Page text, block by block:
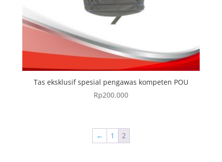
Tas eksklusif spesial pengawas kompeten POU
Rp200.000
← 1 2